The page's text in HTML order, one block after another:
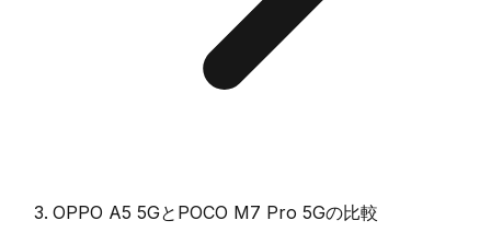
OPPO A5 5GとPOCO M7 Pro 5Gの比較